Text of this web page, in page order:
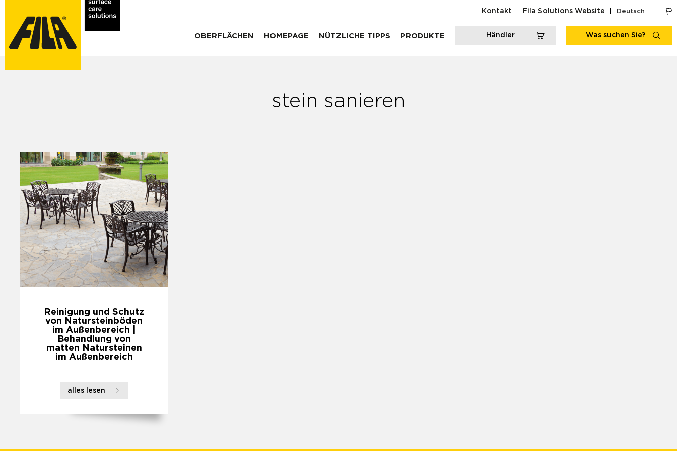
Kontakt Fila Solutions Website Deutsch
OBERFLÄCHEN HOMEPAGE NÜTZLICHE TIPPS PRODUKTE Händler Was suchen Sie?
stein sanieren
Reinigung und Schutz
von Natursteinböden
im Außenbereich |
Behandlung von
matten Natursteinen
im Außenbereich
alles lesen